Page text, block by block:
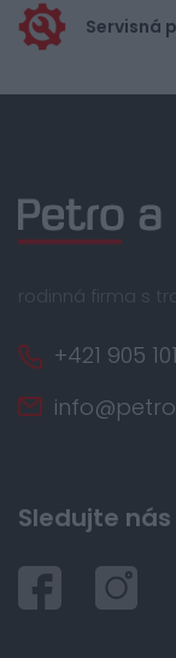
Servisná
rodinná firma s
+421 905
Sledujte